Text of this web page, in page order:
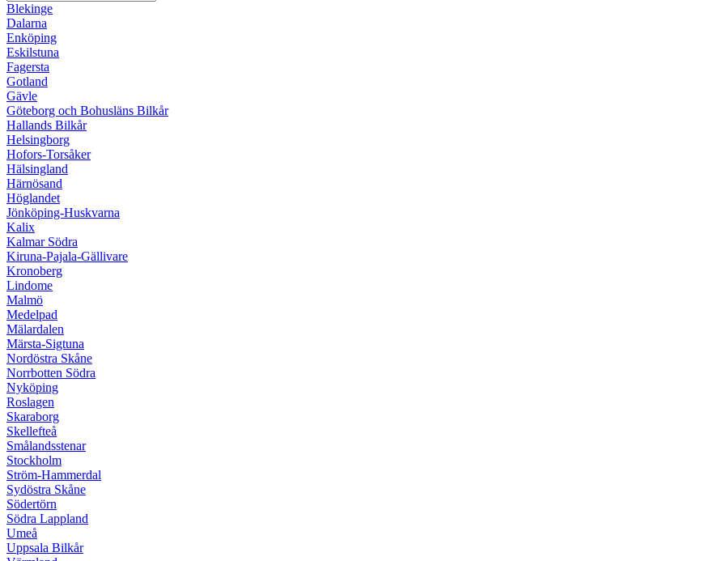
Blekinge
Dalarna
Enköping
Eskilstuna
Fagersta
Gotland
Gävle
Göteborg och Bohusläns Bilkår
Hallands Bilkår
Helsingborg
Hofors-Torsåker
Hälsingland
Härnösand
Höglandet
Jönköping-Huskvarna
Kalix
Kalmar Södra
Kiruna-Pajala-Gällivare
Kronoberg
Lindome
Malmö
Medelpad
Mälardalen
Märsta-Sigtuna
Nordöstra Skåne
Norrbotten Södra
Nyköping
Roslagen
Skaraborg
Skellefteå
Smålandsstenar
Stockholm
Ström-Hammerdal
Sydöstra Skåne
Södertörn
Södra Lappland
Umeå
Uppsala Bilkår